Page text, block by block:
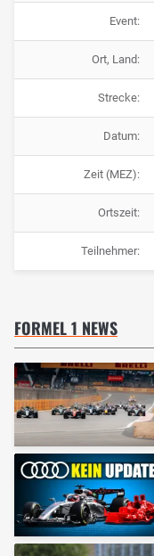
Event:
Ort, Land:
Strecke:
Datum:
Zeit (MEZ):
Ortszeit:
Teilnehmer:
FORMEL 1 NEWS